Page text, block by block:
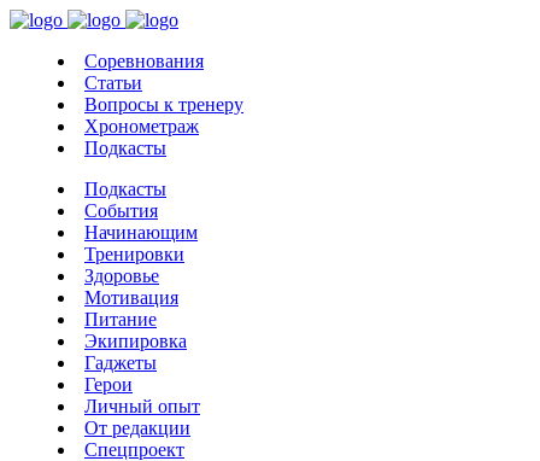
Соревнования
Статьи
Вопросы к тренеру
Хронометраж
Подкасты
Подкасты
События
Начинающим
Тренировки
Здоровье
Мотивация
Питание
Экипировка
Гаджеты
Герои
Личный опыт
От редакции
Спецпроект